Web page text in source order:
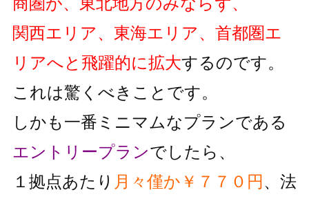
関西エリア、東海エリア、首都圏エ
リアへと飛躍的に拡大するのです。
これは驚くべきことです。
しかも一番ミニマムなプランである
エントリープランでしたら、
１拠点あたり 月々僅か￥７７０円、法